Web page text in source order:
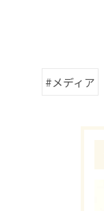
#メディア